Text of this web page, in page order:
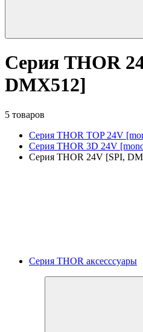
Серия THOR
DMX512]
5 товаров
Серия THOR TOP 24V
Серия THOR 3D 24V
Серия THOR 24V [SPI,
Серия THOR аксесссуары